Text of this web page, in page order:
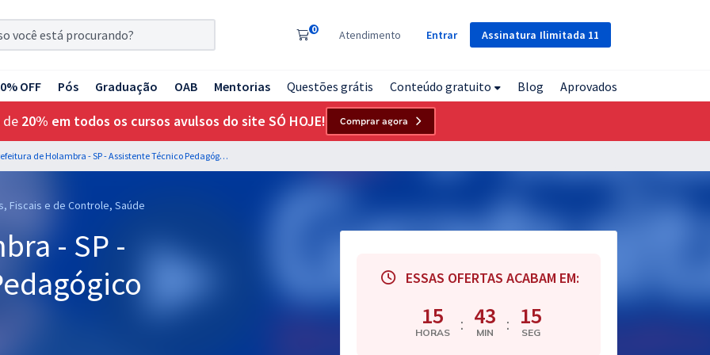
Assinatura Ilimitada 11
0 Atendimento Entrar
OFF Pós Graduação OAB Mentorias Questões grátis Conteúdo gratuito Blog Aprovados
de 20% em todos os cursos avulsos do site SÓ HOJE! Comprar agora
Prefeitura de Holambra - SP - Assistente Técnico Pedagógico
Fiscais e de Controle, Saúde
- SP -
ESSAS OFERTAS ACABAM EM:
15
HORAS : 43
MIN : 14
SEG